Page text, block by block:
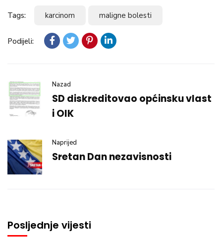
Tags: karcinom maligne bolesti
Podijeli:
Nazad
SD diskreditovao općinsku vlast
i OIK
Naprijed
Sretan Dan nezavisnosti
Posljednje vijesti